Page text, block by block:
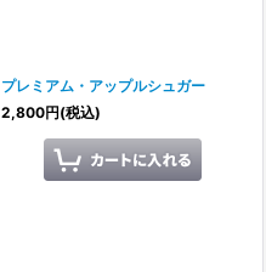
プレミアム・アップルシュガー
2,800円(税込)